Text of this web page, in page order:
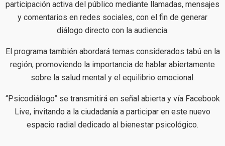
participación activa del público mediante llamadas, mensajes
y comentarios en redes sociales, con el fin de generar
diálogo directo con la audiencia.
El programa también abordará temas considerados tabú en la
región, promoviendo la importancia de hablar abiertamente
sobre la salud mental y el equilibrio emocional.
“Psicodiálogo” se transmitirá en señal abierta y vía Facebook
Live, invitando a la ciudadanía a participar en este nuevo
espacio radial dedicado al bienestar psicológico.